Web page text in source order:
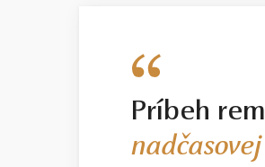
Príbeh